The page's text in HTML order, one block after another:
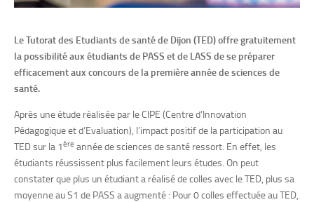
Le Tutorat des Etudiants de santé de Dijon (TED) offre gratuitement
la possibilité aux étudiants de PASS et de LASS de se préparer
efficacement aux concours de la première année de sciences de
santé.
Après une étude réalisée par le CIPE (Centre d’Innovation
Pédagogique et d’Evaluation), l’impact positif de la participation au
TED sur la 1ère année de sciences de santé ressort. En effet, les
étudiants réussissent plus facilement leurs études. On peut
constater que plus un étudiant a réalisé de colles avec le TED, plus sa
moyenne au S1 de PASS a augmenté : Pour 0 colles effectuée au TED,